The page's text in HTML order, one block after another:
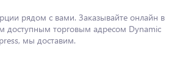
рядом с вами. Заказывайте онлайн в
доступным торговым адресом Dynamic
мы доставим.